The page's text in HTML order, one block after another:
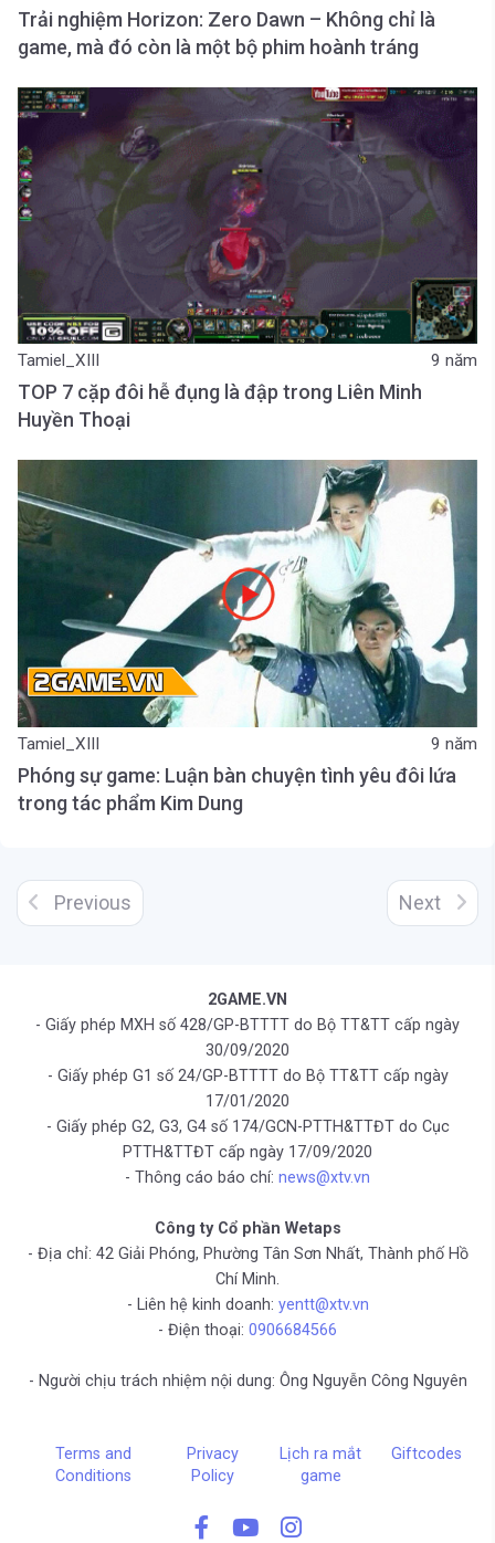
Trải nghiệm Horizon: Zero Dawn – Không chỉ là
game, mà đó còn là một bộ phim hoành tráng
Tamiel_XIII 9 năm
TOP 7 cặp đôi hễ đụng là đập trong Liên Minh
Huyền Thoại
Tamiel_XIII 9 năm
Phóng sự game: Luận bàn chuyện tình yêu đôi lứa
trong tác phẩm Kim Dung
Previous Next
2GAME.VN
- Giấy phép MXH số 428/GP-BTTTT do Bộ TT&TT cấp ngày
30/09/2020
- Giấy phép G1 số 24/GP-BTTTT do Bộ TT&TT cấp ngày
17/01/2020
- Giấy phép G2, G3, G4 số 174/GCN-PTTH&TTĐT do Cục
PTTH&TTĐT cấp ngày 17/09/2020
- Thông cáo báo chí: news@xtv.vn
Công ty Cổ phần Wetaps
- Địa chỉ: 42 Giải Phóng, Phường Tân Sơn Nhất, Thành phố Hồ
Chí Minh.
- Liên hệ kinh doanh: yentt@xtv.vn
- Điện thoại: 0906684566
- Người chịu trách nhiệm nội dung: Ông Nguyễn Công Nguyên
Terms and
Conditions
Privacy
Policy
Lịch ra mắt
game
Giftcodes